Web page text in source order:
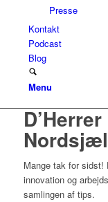
Presse
Kontakt
Podcast
Blog
Menu
Mange tak for
innovation og
samlingen af tips.